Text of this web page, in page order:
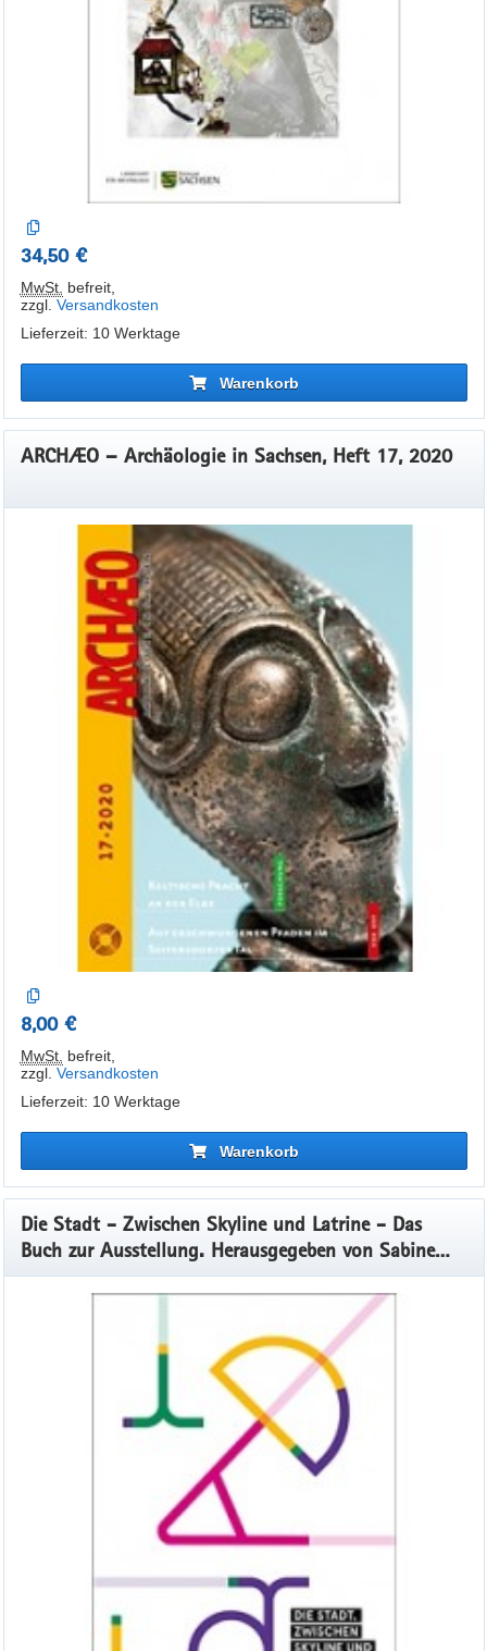
34,50 €
MwSt. befreit,
zzgl. Versandkosten
Lieferzeit: 10 Werktage
Warenkorb
ARCHÆO – Archäologie in Sachsen, Heft 17, 2020
8,00 €
MwSt. befreit,
zzgl. Versandkosten
Lieferzeit: 10 Werktage
Warenkorb
Die Stadt - Zwischen Skyline und Latrine - Das
Buch zur Ausstellung. Herausgegeben von Sabine
Wolfram und Jens Beutmann